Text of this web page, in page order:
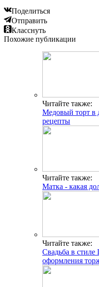
Поделиться
Отправить
Класснуть
Похожие публикации
Читайте также:
Медовый торт в
рецепты
Читайте также:
Матка - какая
Читайте также:
Свадьба в
оформления